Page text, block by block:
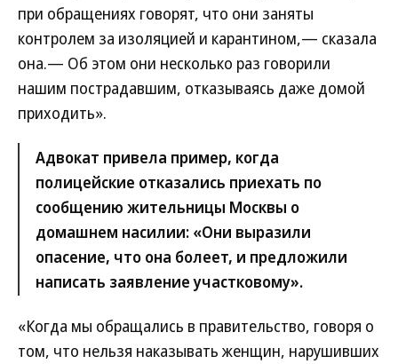
при обращениях говорят, что они заняты
контролем за изоляцией и карантином,— сказала
она.— Об этом они несколько раз говорили
нашим пострадавшим, отказываясь даже домой
приходить».
Адвокат привела пример, когда
полицейские отказались приехать по
сообщению жительницы Москвы о
домашнем насилии: «Они выразили
опасение, что она болеет, и предложили
написать заявление участковому».
«Когда мы обращались в правительство, говоря о
том, что нельзя наказывать женщин, нарушивших